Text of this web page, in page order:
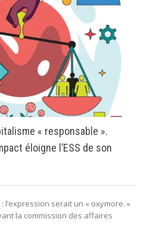
« responsable ».
éloigne l’ESS de son
l’expression serait un « oxymore. »
la commission des affaires